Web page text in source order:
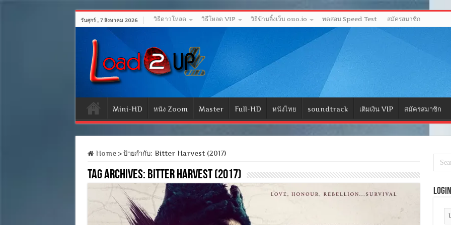
วันศุกร์ , 7 สิงหาคม 2026 วิธีดาวโหลด วิธีโหลด VIP วิธีข้ามลิ้งเว็บ ouo.io ทดสอบ Speed Test สมัครสมาชิก
Mini-HD หนัง Zoom Master Full-HD หนังไทย soundtrack เติมเงิน VIP สมัครสมาชิก
Home > ป้ายกำกับ: Bitter Harvest (2017)
Tag Archives: Bitter Harvest (2017)
Login